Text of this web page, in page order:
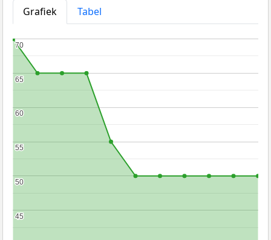
Grafiek
Tabel
45
45
50
50
55
55
60
60
65
65
70
70